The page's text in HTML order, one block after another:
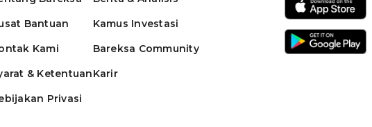
Bantuan
Kami
& Ketentuan
Privasi
Kamus Investasi
Bareksa Community
Karir